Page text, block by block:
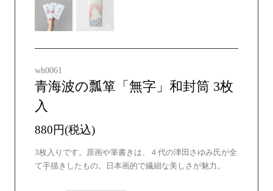
wh0061
青海波の瓢箪「無字」和封筒 3枚
入
880円(税込)
3枚入りです。原画や筆書きは、４代の津田さゆみ氏が全
て手描きしたもの。日本画的で繊細な美しさが魅力。